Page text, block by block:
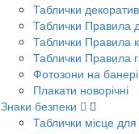
Таблички
Таблички Правила
Таблички Правила
Таблички Правила
Фотозони на банері
Плакати новорічні
Знаки безпеки
Таблички місце для